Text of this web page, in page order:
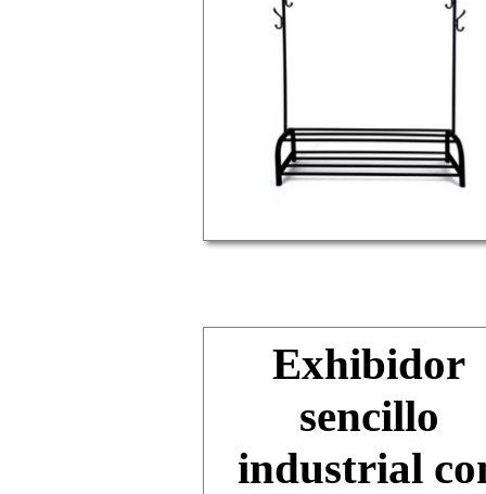
Más información
Click Aquí
Exhibidor
sencillo
industrial